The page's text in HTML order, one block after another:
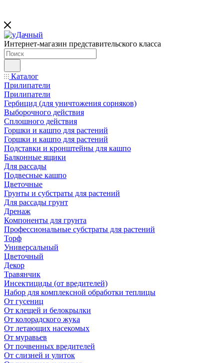
Интернет-магазин представительского класса
Каталог
Прилипатели
Прилипатели
Гербицид (для уничтожения сорняков)
Выборочного действия
Сплошного действия
Горшки и кашпо для растений
Горшки и кашпо для растений
Подставки и кронштейны для кашпо
Балконные ящики
Для рассады
Подвесные кашпо
Цветочные
Грунты и субстраты для растений
Для рассады грунт
Дренаж
Компоненты для грунта
Профессиональные субстраты для растений
Торф
Универсальный
Цветочный
Декор
Травянчик
Инсектициды (от вредителей)
Набор для комплексной обработки теплицы
От гусениц
От клещей и белокрылки
От колорадского жука
От летающих насекомых
От муравьев
От почвенных вредителей
От слизней и улиток